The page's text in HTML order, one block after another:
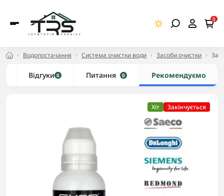
0
Водопостачання Система очистки води Засоби очистки
Відгуки 0 Питання 0 Рекомендуємо
Хіт Закінчується